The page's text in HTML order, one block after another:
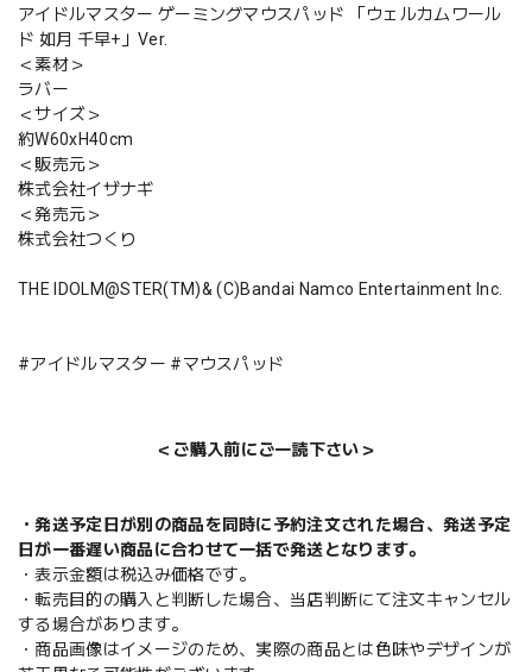
アイドルマスター ゲーミングマウスパッド 「ウェルカムワール
ド 如月 千早+」Ver.
＜素材＞
ラバー
＜サイズ＞
約W60xH40cm
＜販売元＞
株式会社イザナギ
＜発売元＞
株式会社つくり
THE IDOLM@STER(TM)& (C)Bandai Namco Entertainment Inc.
#アイドルマスター #マウスパッド
＜ご購入前にご一読下さい＞
・発送予定日が別の商品を同時に予約注文された場合、発送予定
日が一番遅い商品に合わせて一括で発送となります。
・表示金額は税込み価格です。
・転売目的の購入と判断した場合、当店判断にて注文キャンセル
する場合があります。
・商品画像はイメージのため、実際の商品とは色味やデザインが